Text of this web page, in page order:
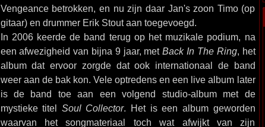
Vengeance betrokken, en nu zijn daar Jan's zoon Timo (op
gitaar) en drummer Erik Stout aan toegevoegd.
In 2006 keerde de band terug op het muzikale podium, na
een afwezigheid van bijna 9 jaar, metBack In The Ring, het
album dat ervoor zorgde dat ook internationaal de band
weer aan de bak kon. Vele optredens en een live album later
is de band toe aan een volgend studio-album met de
mystieke titel Soul Collector. Het is een album geworden
waarvan het songmateriaal toch wat afwijkt van zijn